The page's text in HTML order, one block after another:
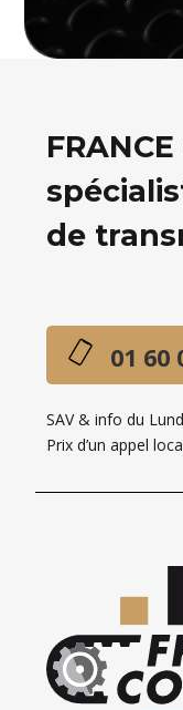
de
01 60
SAV & info du
Prix d’un appel